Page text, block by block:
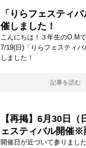
「りらフェスティ
催しました！
こんにちは！３年生のO.M
7/19(日)「りらフェスティ
しました！
記事を読む
【再掲】6月30日（
ェスティバル開催※
開催日が近づいて参りまし